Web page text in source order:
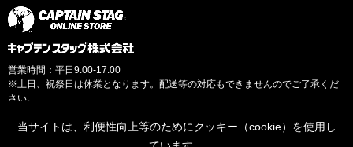
営業時間：平日9:00-17:00
※土日、祝祭日は休業となります。配送等の対応もできませんのでご了承くだ
さい。
当サイトは、利便性向上等のためにクッキー（cookie）を使用し